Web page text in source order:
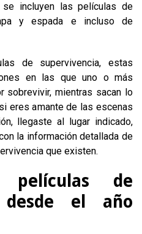
incluyen las películas de
y espada e incluso de
de supervivencia, estas
en las que uno o más
sobrevivir, mientras sacan lo
eres amante de las escenas
llegaste al lugar indicado,
la información detallada de
que existen.
películas de
desde el año